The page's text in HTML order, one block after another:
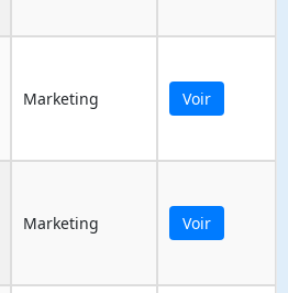
Marketing Voir
Marketing Voir